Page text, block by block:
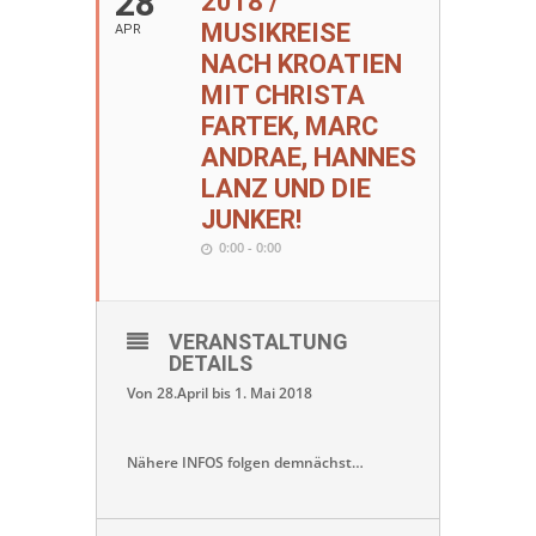
APR
MUSIKREISE
NACH KROATIEN
MIT CHRISTA
FARTEK, MARC
ANDRAE, HANNES
LANZ UND DIE
JUNKER!
0:00 - 0:00
VERANSTALTUNG
DETAILS
Von 28.April bis 1. Mai 2018
Nähere INFOS folgen demnächst…